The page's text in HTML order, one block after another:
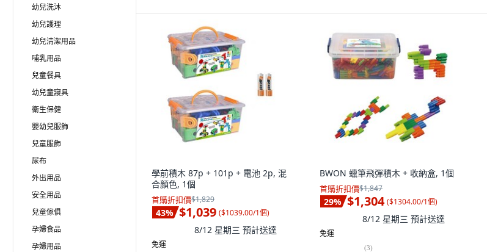
幼兒洗沐
幼兒護理
幼兒清潔用品
哺乳用品
兒童餐具
幼兒童寢具
衛生保健
嬰幼兒服飾
兒童服飾
尿布
外出用品
安全用品
兒童傢俱
孕婦食品
孕婦用品
學前積木 87p + 101p + 電池 2p, 混
合顏色, 1個
首購折扣價$1,829
43% $1,039 ($1039.00/1個)
8/12 星期三 預計送達
免運
BWON 蠟筆飛彈積木 + 收納盒, 1個
首購折扣價$1,847
29% $1,304 ($1304.00/1個)
8/12 星期三 預計送達
免運
(3)